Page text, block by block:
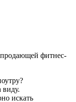
фитнес-
виду.
искать